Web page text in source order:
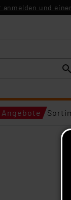
und
Angebote